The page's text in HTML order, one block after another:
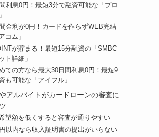
利息0円！最短3分で融資可能な「プロ
金利が0円！カードを作らずWEB完結
コム」
が貯まる！最短15分融資の「SMBC
ト詳細」
ての方なら最大30日間利息0円！最短9
も可能な「アイフル」
アルバイトがカードローンの審査に
望額を低くすると審査が通りやすい
以内なら収入証明書の提出がいらない